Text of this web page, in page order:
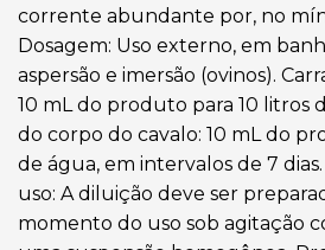
corrente abundante por, no
Dosagem: Uso externo, em
aspersão e imersão (ovinos).
10 mL do produto para 10 litros
do corpo do cavalo: 10 mL do
de água, em intervalos de 7
uso: A diluição deve ser
momento do uso sob agitação